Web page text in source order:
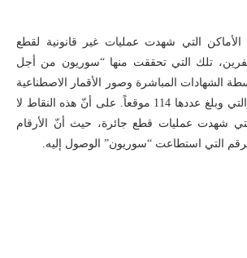
الأماكن التي شهدت عمليات غير قانونية لقطع
تلك التي تحققت منها “سوريون من أجل
الشهادات المباشرة وصور الأقمار الاصطناعية
والمصادر المفتوحة، والتي وبلغ عددها 114 موقعاً. على أنّ هذه النقاط لا
شهدت عمليات قطع جائرة، حيث أنّ الأرقام
التي استطاعت “سوريون” الوصول إليه.